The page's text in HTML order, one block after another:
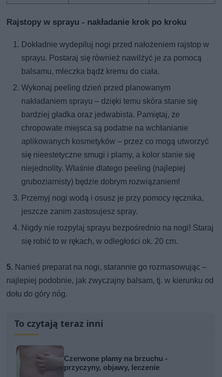
Rajstopy w sprayu - nakładanie krok po kroku
Dokładnie wydepiluj nogi przed nałożeniem rajstop w
sprayu. Postaraj się również nawilżyć je za pomocą
balsamu, mleczka bądź kremu do ciała.
Wykonaj peeling dzień przed planowanym
nakładaniem sprayu – dzięki temu skóra stanie się
bardziej gładka oraz jedwabista. Pamiętaj, że
chropowate miejsca są podatne na wchłanianie
aplikowanych kosmetyków – przez co mogą utworzyć
się nieestetyczne smugi i plamy, a kolor stanie się
niejednolity. Właśnie dlatego peeling (najlepiej
gruboziarnisty) będzie dobrym rozwiązaniem!
Przemyj nogi wodą i osusz je przy pomocy ręcznika,
jeszcze zanim zastosujesz spray.
Nigdy nie rozpylaj sprayu bezpośrednio na nogi! Staraj
się robić to w rękach, w odległości ok. 20 cm.
5. Nanieś preparat na nogi, starannie go rozmasowując –
najlepiej podobnie, jak zwyczajny balsam, tj. w kierunku od
dołu do góry nóg.
To czytają teraz inni
Czerwone plamy na brzuchu -
przyczyny, objawy, leczenie